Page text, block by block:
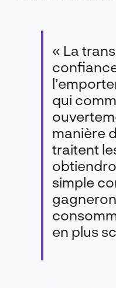
« La
qui
manière
traitent
simple
en plus